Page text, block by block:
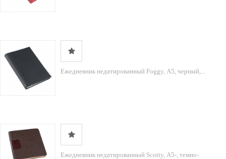
Ежедневник недатированный Foggy, А5, черный,...
Ежедневник недатированный Scotty, А5-, темно-